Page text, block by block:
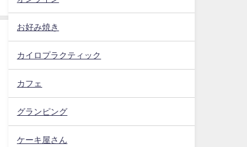
お好み焼き
カイロプラクティック
カフェ
グランピング
ケーキ屋さん